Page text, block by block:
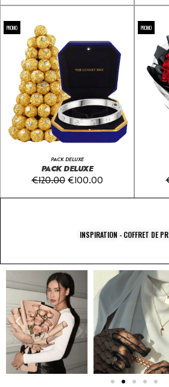
PROMO
PACK DELUXE
PACK DELUXE
€120.00 €100.00
PROMO
INSPIRATION - COFFRET DE